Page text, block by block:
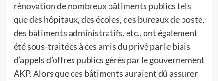
rénovation de nombreux bâtiments publics tels
que des hôpitaux, des écoles, des bureaux de poste,
des bâtiments administratifs, etc., ont également
été sous-traitées à ces amis du privé par le biais
d’appels d’offres publics gérés par le gouvernement
AKP. Alors que ces bâtiments auraient dû assurer